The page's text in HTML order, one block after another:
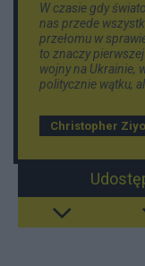
W czasie gdy
nas przede
przełomu w
to znaczy
wojny na Ukrainie,
politycznie wątku,
Christopher Ziyo